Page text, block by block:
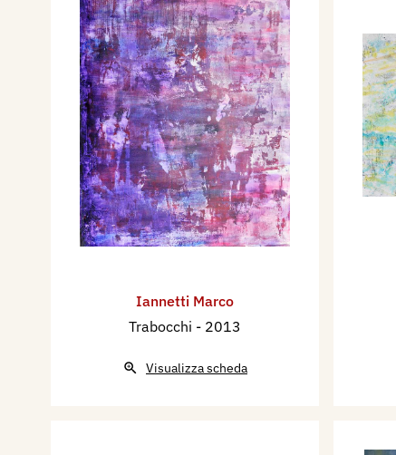
Iannetti Marco
Trabocchi - 2013
Visualizza scheda